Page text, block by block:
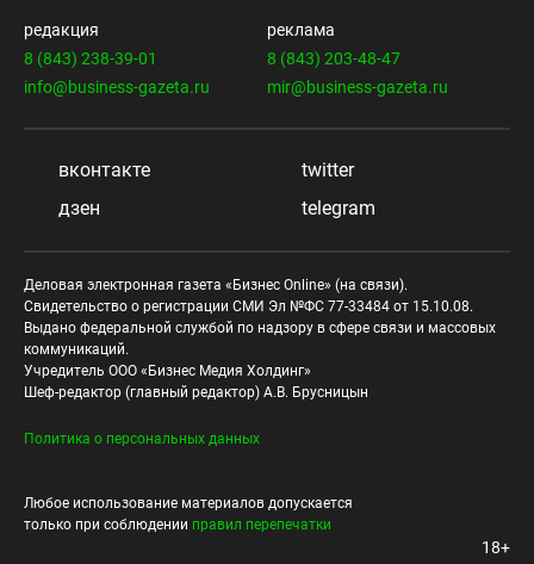
редакция
8 (843) 238-39-01
info@business-gazeta.ru
реклама
8 (843) 203-48-47
mir@business-gazeta.ru
вконтакте
twitter
дзен
telegram
Деловая электронная газета «Бизнес Online» (на связи).
Свидетельство о регистрации СМИ Эл №ФС 77-33484 от 15.10.08.
Выдано федеральной службой по надзору в сфере связи и массовых
коммуникаций.
Учредитель ООО «Бизнес Медия Холдинг»
Шеф-редактор (главный редактор) А.В. Брусницын
Политика о персональных данных
Любое использование материалов допускается
только при соблюдении правил перепечатки
18+